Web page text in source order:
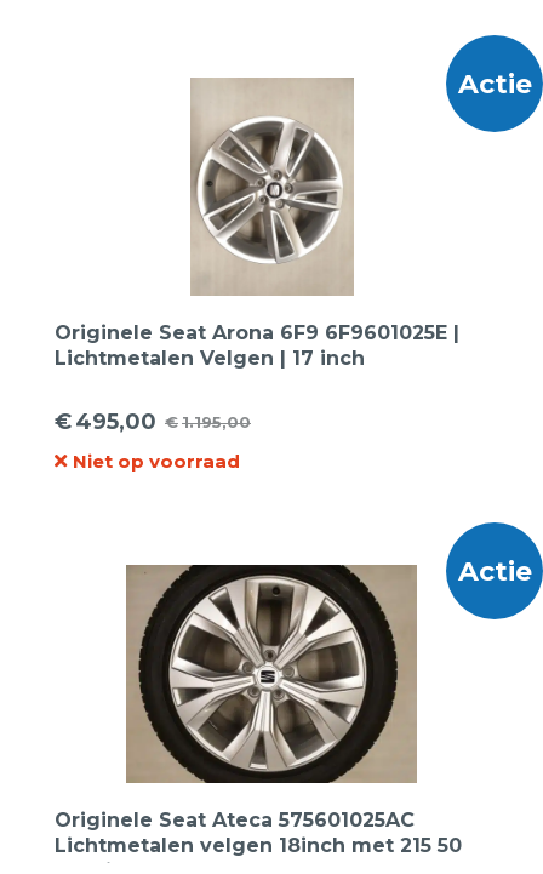
Actie
Originele Seat Arona 6F9 6F9601025E |
Lichtmetalen Velgen | 17 inch
€1.195,00
Oorspronkelijke
prijs
€495,00
Huidige
prijs
Niet op voorraad
Actie
Originele Seat Ateca 575601025AC
Lichtmetalen velgen 18inch met 215 50